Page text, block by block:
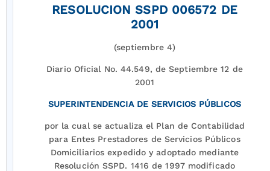
RESOLUCION SSPD 006572 DE
2001
(septiembre 4)
Diario Oficial No. 44.549, de Septiembre 12 de
2001
SUPERINTENDENCIA DE SERVICIOS PÚBLICOS
por la cual se actualiza el Plan de Contabilidad
para Entes Prestadores de Servicios Públicos
Domiciliarios expedido y adoptado mediante
Resolución SSPD. 1416 de 1997 modificado